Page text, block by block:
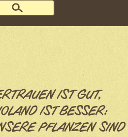
IST GUT,
IST BESSER:
PFLANZEN SIND